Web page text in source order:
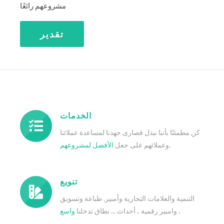
مشروعهم رائعًا
تقدير
الخدمات
كن مطمئنًا بأننا نبذل قصارى جهدنا لمساعدة عملائنا
وعملائهم على جعل الأفضل لمشروعهم.
تنويع
التنمية والعلامات التجارية وأمبير. طباعة وتسويق
وامبير رقمية ، أحداث ... نطاق تدخلنا .